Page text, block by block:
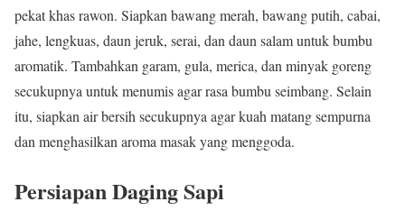
pekat khas rawon. Siapkan bawang merah, bawang putih, cabai,
jahe, lengkuas, daun jeruk, serai, dan daun salam untuk bumbu
aromatik. Tambahkan garam, gula, merica, dan minyak goreng
secukupnya untuk menumis agar rasa bumbu seimbang. Selain
itu, siapkan air bersih secukupnya agar kuah matang sempurna
dan menghasilkan aroma masak yang menggoda.
Persiapan Daging Sapi